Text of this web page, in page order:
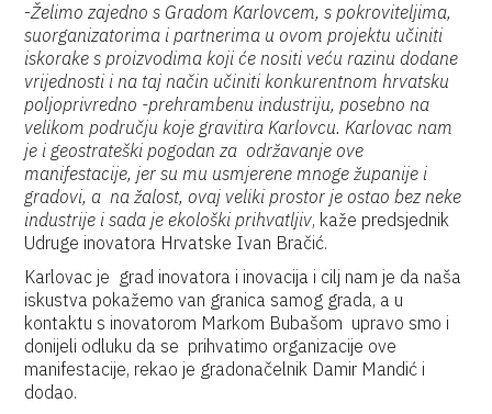
-Želimo zajedno s Gradom Karlovcem, s pokroviteljima,
suorganizatorima i partnerima u ovom projektu učiniti
iskorake s proizvodima koji će nositi veću razinu dodane
vrijednosti i na taj način učiniti konkurentnom hrvatsku
poljoprivredno -prehrambenu industriju, posebno na
velikom području koje gravitira Karlovcu. Karlovac nam
je i geostrateški pogodan za održavanje ove
manifestacije, jer su mu usmjerene mnoge županije i
gradovi, a na žalost, ovaj veliki prostor je ostao bez neke
industrije i sada je ekološki prihvatljiv, kaže predsjednik
Udruge inovatora Hrvatske Ivan Bračić.
Karlovac je grad inovatora i inovacija i cilj nam je da naša
iskustva pokažemo van granica samog grada, a u
kontaktu s inovatorom Markom Bubašom upravo smo i
donijeli odluku da se prihvatimo organizacije ove
manifestacije, rekao je gradonačelnik Damir Mandić i
dodao.